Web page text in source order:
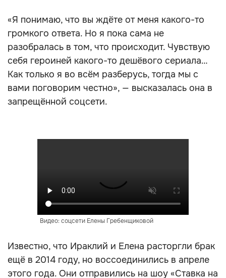
«Я понимаю, что вы ждёте от меня какого-то
громкого ответа. Но я пока сама не
разобралась в том, что происходит. Чувствую
себя героиней какого-то дешёвого сериала…
Как только я во всём разберусь, тогда мы с
вами поговорим честно», — высказалась она в
запрещённой соцсети.
Видео: соцсети Елены Гребенщиковой
Известно, что Ираклий и Елена расторгли брак
ещё в 2014 году, но воссоединились в апреле
этого года. Они отправились на шоу «Ставка на